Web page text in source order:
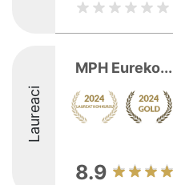
Laureaci
MPH Eureko...
8.9